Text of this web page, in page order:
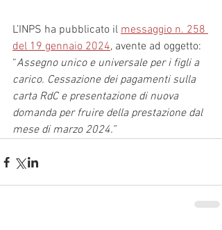
L’INPS ha pubblicato il messaggio n. 258
del 19 gennaio 2024, avente ad oggetto:
“Assegno unico e universale per i figli a
carico. Cessazione dei pagamenti sulla
carta RdC e presentazione di nuova
domanda per fruire della prestazione dal
mese di marzo 2024.”